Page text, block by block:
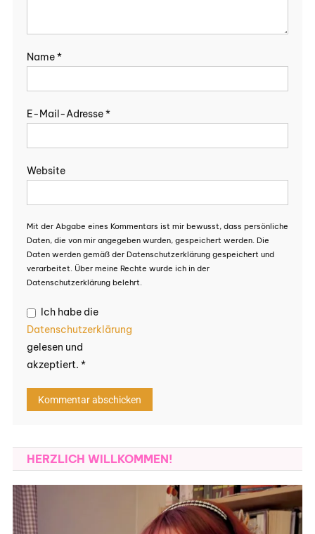
Name*
E-Mail-Adresse*
Website
Mit der Abgabe eines Kommentars ist mir bewusst, dass persönliche
Daten, die von mir angegeben wurden, gespeichert werden. Die
Daten werden gemäß der Datenschutzerklärung gespeichert und
verarbeitet. Über meine Rechte wurde ich in der
Datenschutzerklärung belehrt.
Ich habe die
Datenschutzerklärung
gelesen und
akzeptiert. *
HERZLICH WILLKOMMEN!